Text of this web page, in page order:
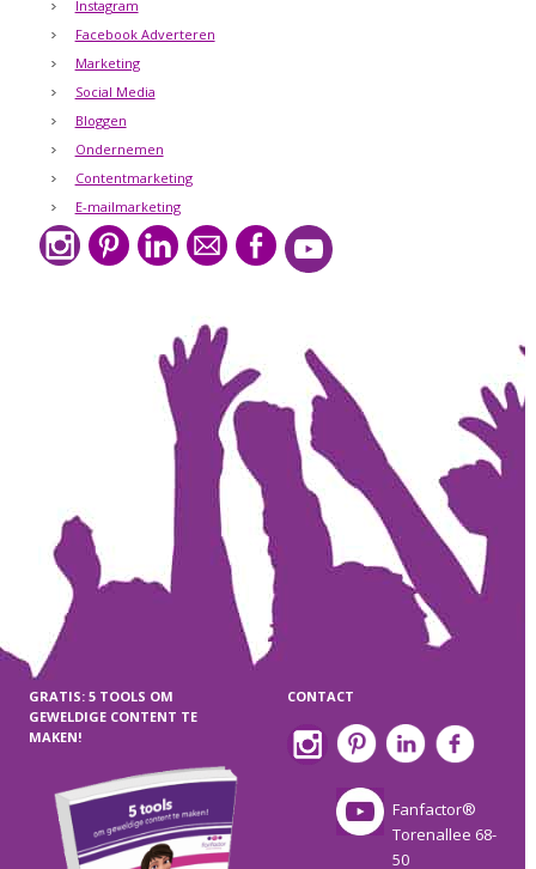
Instagram
Facebook Adverteren
Marketing
Social Media
Bloggen
Ondernemen
Contentmarketing
E-mailmarketing
GRATIS: 5 TOOLS OM
GEWELDIGE CONTENT TE
MAKEN!
CONTACT
Fanfactor®
Torenallee 68-
50